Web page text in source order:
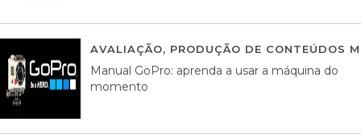
AVALIAÇÃO, PRODUÇÃO DE CONTEÚDOS
Manual GoPro: aprenda a usar a máquina do
momento